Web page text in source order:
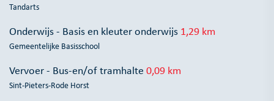
Tandarts
Onderwijs - Basis en kleuter onderwijs 1,29 km
Gemeentelijke Basisschool
Vervoer - Bus-en/of tramhalte 0,09 km
Sint-Pieters-Rode Horst